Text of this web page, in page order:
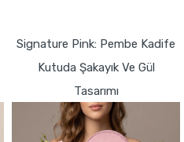
Signature Pink: Pembe Kadife
Kutuda Şakayık Ve Gül
Tasarımı